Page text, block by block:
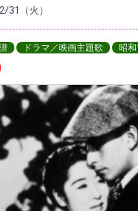
31（火）
ドラマ／映画主題歌 昭